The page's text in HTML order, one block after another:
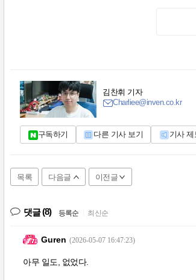
김찬휘 기자
Charliee@inven.co.kr
구독하기 다른 기사 보기 기사 제
목록 다음글 이전글
댓글(8) 등록순 최신순
Guren (2026-05-07 16:47:23)
아무 일도, 없었다.